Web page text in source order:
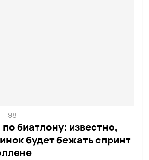
биатлону: известно,
будет бежать спринт
98